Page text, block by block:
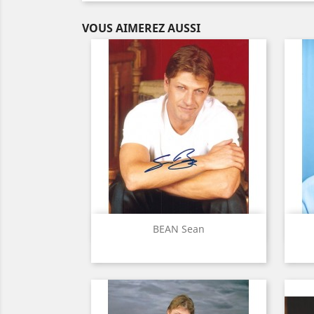
VOUS AIMEREZ AUSSI
BEAN Sean
Aperçu rapide